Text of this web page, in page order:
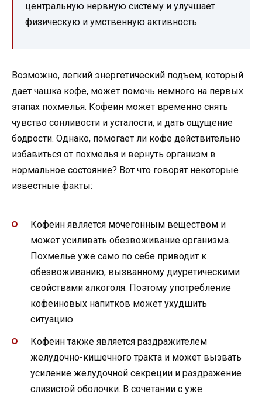
центральную нервную систему и улучшает
физическую и умственную активность.
Возможно, легкий энергетический подъем, который
дает чашка кофе, может помочь немного на первых
этапах похмелья. Кофеин может временно снять
чувство сонливости и усталости, и дать ощущение
бодрости. Однако, помогает ли кофе действительно
избавиться от похмелья и вернуть организм в
нормальное состояние? Вот что говорят некоторые
известные факты:
Кофеин является мочегонным веществом и
может усиливать обезвоживание организма.
Похмелье уже само по себе приводит к
обезвоживанию, вызванному диуретическими
свойствами алкоголя. Поэтому употребление
кофеиновых напитков может ухудшить
ситуацию.
Кофеин также является раздражителем
желудочно-кишечного тракта и может вызвать
усиление желудочной секреции и раздражение
слизистой оболочки. В сочетании с уже